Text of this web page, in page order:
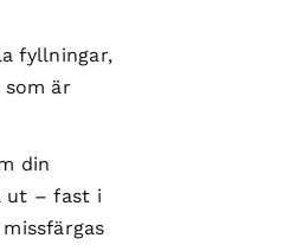
fyllningar,
är
din
ut – fast i